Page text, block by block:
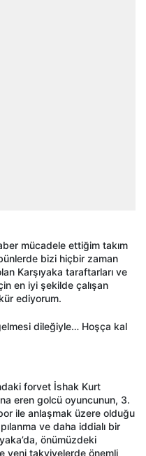
mücadele ettiğim takım
bizi hiçbir zaman
Karşıyaka taraftarları ve
en iyi şekilde çalışan
ediyorum.
dileğiyle… Hoşça kal
forvet İshak Kurt
eren golcü oyuncunun, 3.
ile anlaşmak üzere olduğu
ve daha iddialı bir
önümüzdeki
yeni takviyelerde önemli